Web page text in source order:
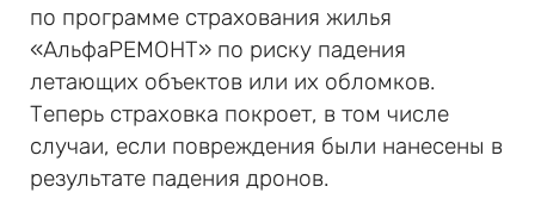
по программе страхования жилья
«АльфаРЕМОНТ» по риску падения
летающих объектов или их обломков.
Теперь страховка покроет, в том числе
случаи, если повреждения были нанесены в
результате падения дронов.